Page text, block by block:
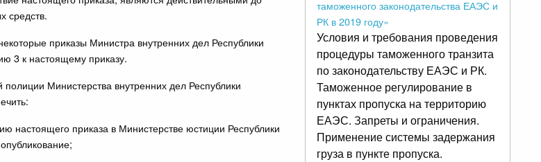
средств.
приказы Министра внутренних дел Республики
3 к настоящему приказу.
Министерства внутренних дел Республики
настоящего приказа в Министерстве юстиции Республики
таможенного законодательства ЕАЭС и
РК в 2019 году»
Условия и требования проведения
процедуры таможенного транзита
по законодательству ЕАЭС и РК.
Таможенное регулирование в
пунктах пропуска на территорию
ЕАЭС. Запреты и ограничения.
Применение системы задержания
груза в пункте пропуска.